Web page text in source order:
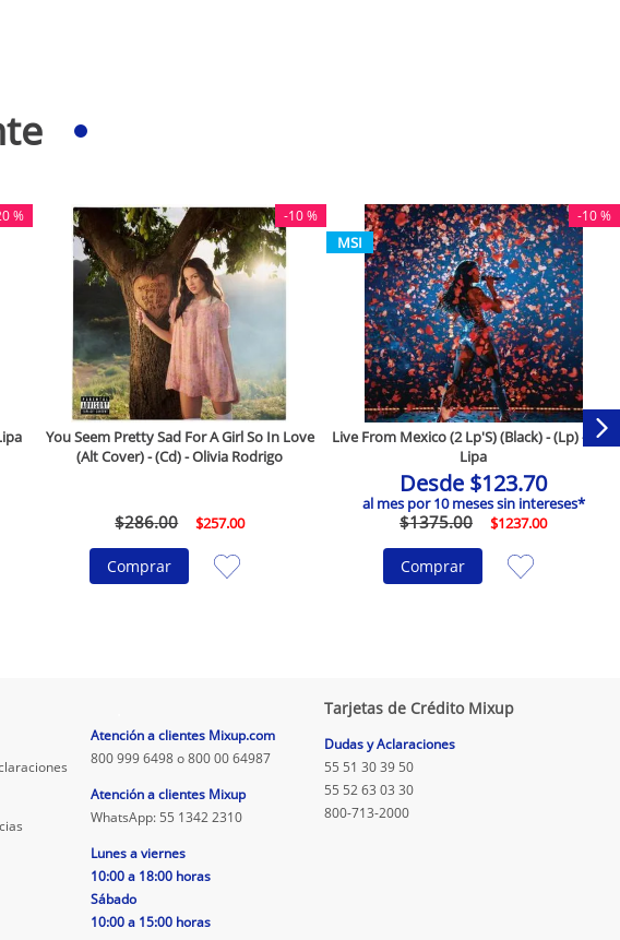
% -10 %
You Seem Pretty Sad For A Girl So In Love
(Alt Cover) - (Cd) - Olivia Rodrigo
$286.00 $257.00
Comprar
MSI
-10 %
Live From Mexico (2 Lp'S) (Black) - (Lp) - Dua
Lipa
Desde $123.70
al mes por10meses sin intereses*
$1375.00 $1237.00
Comprar
Atención a clientes Mixup.com
800 999 6498 o 800 00 64987
Atención a clientes Mixup
WhatsApp: 55 1342 2310
Lunes a viernes
10:00 a 18:00 horas
Sábado
10:00 a 15:00 horas
Tarjetas de Crédito Mixup
Dudas y Aclaraciones
55 51 30 39 50
55 52 63 03 30
800-713-2000